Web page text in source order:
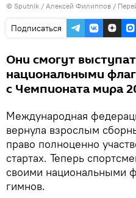
© Sputnik / Алексей Филиппов /
Подписаться
Они смогут
национальными
с Чемпионата мира
Международная
вернула взрослым
право полноценно
стартах. Теперь
своими национальными
гимнов.